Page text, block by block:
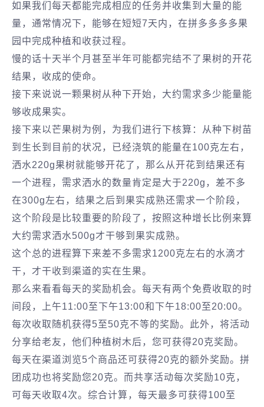
如果我们每天都能完成相应的任务并收集到大量的能
量，通常情况下，能够在短短7天内，在拼多多多多果
园中完成种植和收获过程。
慢的话十天半个月甚至半年可能都完结不了果树的开花
结果，收成的使命。
接下来说说一颗果树从种下开始，大约需求多少能量能
够收成果实。
接下来以芒果树为例，为我们进行下核算：从种下树苗
到生长到目前的状况，已经浇筑的能量在100克左右，
洒水220g果树就能够开花了，那么从开花到结果还有
一个进程，需求洒水的数量肯定是大于220g，差不多
在300g左右，结果之后到果实成熟还需求一个阶段，
这个阶段是比较重要的阶段了，按照这种增长比例来算
大约需求洒水500g才干够到果实成熟。
这个总的进程算下来差不多需求1200克左右的水滴才
干，才干收到渠道的实在生果。
那么来看看每天的奖励机会。每天有两个免费收取的时
间段，上午11:00至下午13:00和下午18:00至20:00。
每次收取随机获得5至50克不等的奖励。此外，将活动
分享给老友，他们种植树木后，您可获得20克奖励。
每天在渠道浏览5个商品还可获得20克的额外奖励。拼
团成功也将奖励您20克。而共享活动每次奖励10克，
可每天收取4次。综合计算，每天最多可获得100至